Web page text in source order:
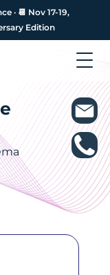
· 📆 Nov 17-19,
Edition
· 📆 Nov 17-19,
Edition